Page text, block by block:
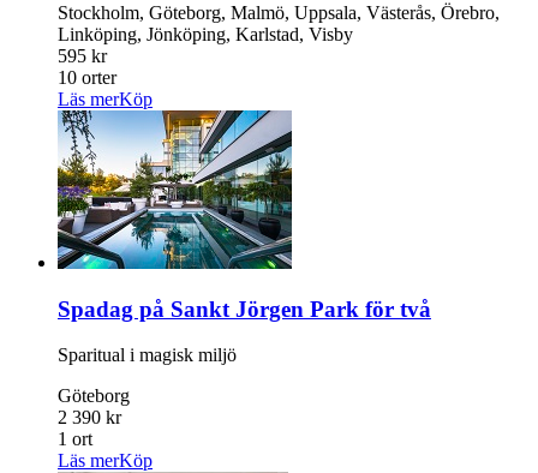
Stockholm, Göteborg, Malmö, Uppsala, Västerås, Örebro,
Linköping, Jönköping, Karlstad, Visby
595 kr
10 orter
Läs merKöp
Spadag på Sankt Jörgen Park för två
Sparitual i magisk miljö
Göteborg
2 390 kr
1 ort
Läs merKöp